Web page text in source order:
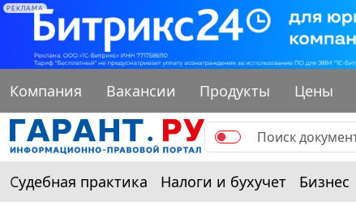
РЕКЛАМА
Компания Вакансии Продукты Цены
Судебная практика Налоги и бухучет Бизнес